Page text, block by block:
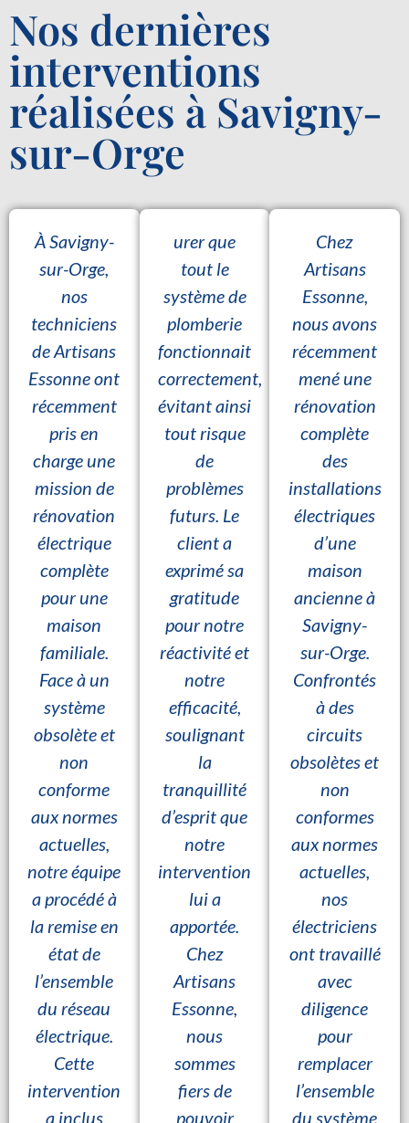
Nos dernières
interventions
réalisées à Savigny-
sur-Orge
À Savigny-
sur-Orge,
nos
techniciens
de Artisans
Essonne ont
récemment
pris en
charge une
mission de
rénovation
électrique
complète
pour une
maison
familiale.
Face à un
système
obsolète et
non
conforme
aux normes
actuelles,
notre équipe
a procédé à
la remise en
état de
l’ensemble
du réseau
électrique.
Cette
intervention
a inclus
urer que
tout le
système de
plomberie
fonctionnait
correctement,
évitant ainsi
tout risque
de
problèmes
futurs. Le
client a
exprimé sa
gratitude
pour notre
réactivité et
notre
efficacité,
soulignant
la
tranquillité
d’esprit que
notre
intervention
lui a
apportée.
Chez
Artisans
Essonne,
nous
sommes
fiers de
pouvoir
Chez
Artisans
Essonne,
nous avons
récemment
mené une
rénovation
complète
des
installations
électriques
d’une
maison
ancienne à
Savigny-
sur-Orge.
Confrontés
à des
circuits
obsolètes et
non
conformes
aux normes
actuelles,
nos
électriciens
ont travaillé
avec
diligence
pour
remplacer
l’ensemble
du système